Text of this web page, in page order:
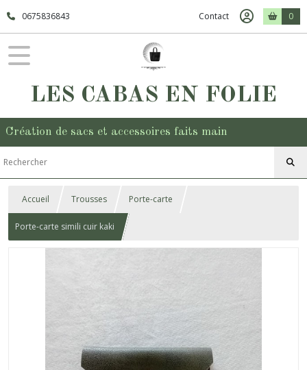
0675836843 Contact 0
LES CABAS EN FOLIE
Création de sacs et accessoires faits main
Accueil Trousses Porte-carte
Porte-carte simili cuir kaki